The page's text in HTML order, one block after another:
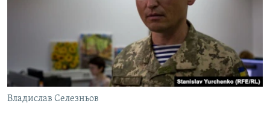
Владислав Селезньов